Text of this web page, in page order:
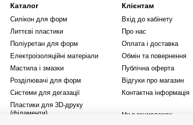
декору, заливки поверхонь, ювелірних виробів,
макетів, технічних деталей, елементів дизайну,
Каталог
Силікон для форм
Литтєві пластики
Поліуретан для форм
Електроізоляційні матеріали
Мастила і змазки
Розділювачі для форм
Системи для дегазації
Пластики для 3D‑друку
(філаменти)
Клієнтам
Вхід до кабінету
Про нас
Оплата і доставка
Обмін та повернення
Публічна оферта
Відгуки про магазин
Контактна інформація
Ми в соцмережах